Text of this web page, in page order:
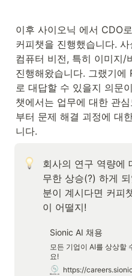
이후 사이오닉 에서 CDO
커피챗을 진행했습니다.
컴퓨터 비전, 특히 이미지/
진행해왔습니다. 그랬기에
로 대답할 수 있을지 의문
챗에서는 업무에 대한 관
부터 문제 해결 괴정에 대
니다.
회사의 연구 역량에
무한 상승(?) 하게
분이 계시다면 커피
이 어떨지!
Sionic AI 채용
모든 기업이 AI를 상상할
요!
https://